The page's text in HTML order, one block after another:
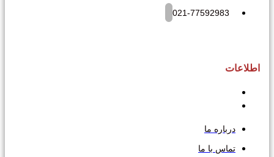
021-77592983
اطلاعات
درباره ما
تماس با ما